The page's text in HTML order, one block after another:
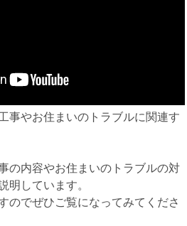
事やお住まいのトラブルに関連す
の内容やお住まいのトラブルの対
明しています。
のでぜひご覧になってみてくださ